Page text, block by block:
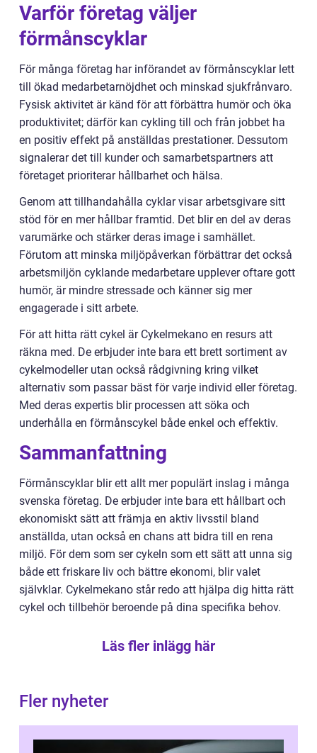
Varför företag väljer
förmånscyklar
För många företag har införandet av förmånscyklar lett
till ökad medarbetarnöjdhet och minskad sjukfrånvaro.
Fysisk aktivitet är känd för att förbättra humör och öka
produktivitet; därför kan cykling till och från jobbet ha
en positiv effekt på anställdas prestationer. Dessutom
signalerar det till kunder och samarbetspartners att
företaget prioriterar hållbarhet och hälsa.
Genom att tillhandahålla cyklar visar arbetsgivare sitt
stöd för en mer hållbar framtid. Det blir en del av deras
varumärke och stärker deras image i samhället.
Förutom att minska miljöpåverkan förbättrar det också
arbetsmiljön cyklande medarbetare upplever oftare gott
humör, är mindre stressade och känner sig mer
engagerade i sitt arbete.
För att hitta rätt cykel är Cykelmekano en resurs att
räkna med. De erbjuder inte bara ett brett sortiment av
cykelmodeller utan också rådgivning kring vilket
alternativ som passar bäst för varje individ eller företag.
Med deras expertis blir processen att söka och
underhålla en förmånscykel både enkel och effektiv.
Sammanfattning
Förmånscyklar blir ett allt mer populärt inslag i många
svenska företag. De erbjuder inte bara ett hållbart och
ekonomiskt sätt att främja en aktiv livsstil bland
anställda, utan också en chans att bidra till en rena
miljö. För dem som ser cykeln som ett sätt att unna sig
både ett friskare liv och bättre ekonomi, blir valet
självklar. Cykelmekano står redo att hjälpa dig hitta rätt
cykel och tillbehör beroende på dina specifika behov.
Läs fler inlägg här
Fler nyheter